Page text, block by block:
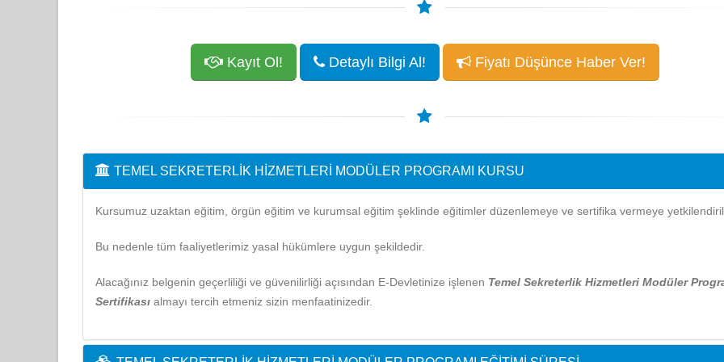
Kayıt Ol! Detaylı Bilgi Al! Fiyatı Düşünce Haber Ver!
TEMEL SEKRETERLIK HIZMETLERI MODÜLER PROGRAMI KURSU
Kursumuz uzaktan eğitim, örgün eğitim ve kurumsal eğitim şeklinde eğitimler düzenlemeye ve sertifika vermeye
Bu nedenle tüm faaliyetlerimiz yasal hükümlere uygun şekildedir.
Alacağınız belgenin geçerliliği ve güvenilirliği açısından E-Devletinize işlenen Temel Sekreterlik Hizmetleri Modüler
Sertifikası almayı tercih etmeniz sizin menfaatinizedir.